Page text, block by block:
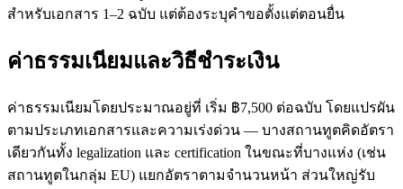
สำหรับเอกสาร 1–2 ฉบับ แต่ต้องระบุคำขอตั้งแต่ตอนยื่น
ค่าธรรมเนียมและวิธีชำระเงิน
ค่าธรรมเนียมโดยประมาณอยู่ที่ เริ่ม ฿7,500 ต่อฉบับ โดยแปรผัน
ตามประเภทเอกสารและความเร่งด่วน — บางสถานทูตคิดอัตรา
เดียวกันทั้ง legalization และ certification ในขณะที่บางแห่ง (เช่น
สถานทูตในกลุ่ม EU) แยกอัตราตามจำนวนหน้า ส่วนใหญ่รับ